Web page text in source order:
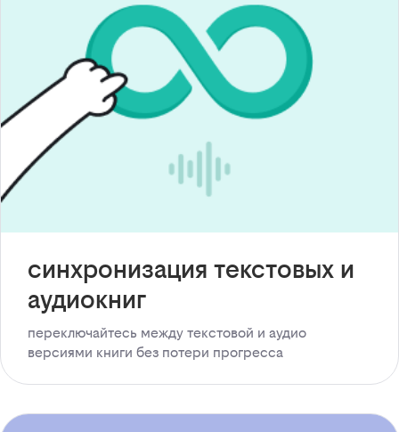
синхронизация текстовых и
аудиокниг
переключайтесь между текстовой и аудио
версиями книги без потери прогресса